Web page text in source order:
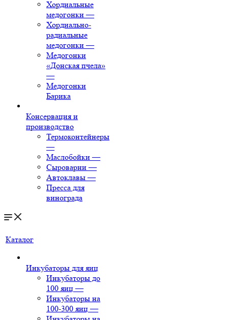
Хордиальные
медогонки —
Хордиально-
радиальные
медогонки —
Медогонки
«Донская пчела»
—
Медогонки
Барика
Консервация и
производство
Термоконтейнеры
—
Маслобойки —
Сыроварни —
Автоклавы —
Пресса для
винограда
Каталог
Инкубаторы для яиц
Инкубаторы до
100 яиц —
Инкубаторы на
100-300 яиц —